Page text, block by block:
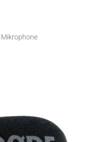
Mikrophone